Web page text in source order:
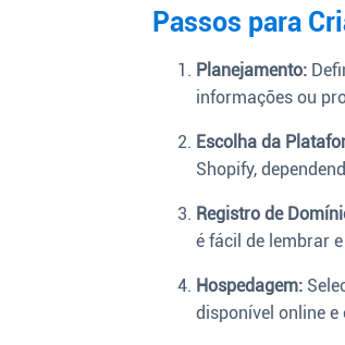
Passos para
Planejamento:
informações ou
Escolha da
Shopify,
Registro de
é fácil de lembrar
Hospedagem:
disponível online e